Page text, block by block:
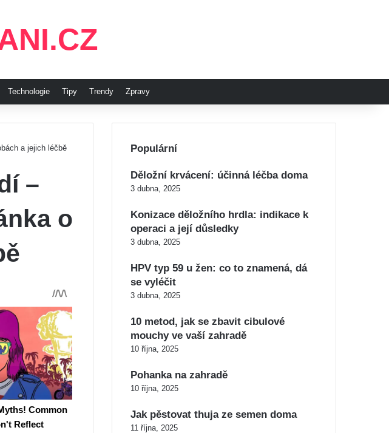
Technologie Tipy Trendy Zpravy
a jejich léčbě
–
o
Populární
Děložní krvácení: účinná léčba doma
3 dubna, 2025
Konizace děložního hrdla: indikace k
operaci a její důsledky
3 dubna, 2025
HPV typ 59 u žen: co to znamená, dá
se vyléčit
3 dubna, 2025
10 metod, jak se zbavit cibulové
mouchy ve vaší zahradě
10 října, 2025
Pohanka na zahradě
10 října, 2025
Jak pěstovat thuja ze semen doma
11 října, 2025